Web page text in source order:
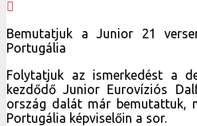
Bemutatjuk a Junior 21
Portugália
Folytatjuk az ismerkedést a
kezdődő Junior Eurovíziós
ország dalát már bemutattuk,
Portugália képviselőin a sor.